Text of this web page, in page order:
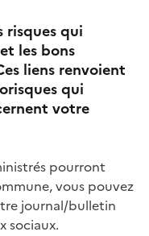
risques qui
les bons
liens renvoient
qui
votre
pourront
vous pouvez
journal/bulletin
sociaux.